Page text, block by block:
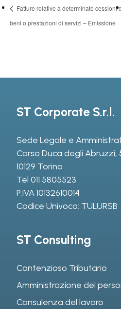
Fatture relative a determinate cessioni
beni o prestazioni di servizi – Emissione
ST Corporate S.r.l.
Sede Legale e
Corso Duca degli Abruzzi,
10129 Torino
Tel 011 5805523
P.IVA 10132610014
Codice Univoco: TULURSB
ST Consulting
Contenzioso Tributario
Amministrazione del
Consulenza del lavoro